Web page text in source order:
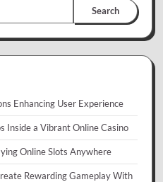
Search
Enhancing User Experience
Inside a Vibrant Online Casino
Online Slots Anywhere
Rewarding Gameplay With